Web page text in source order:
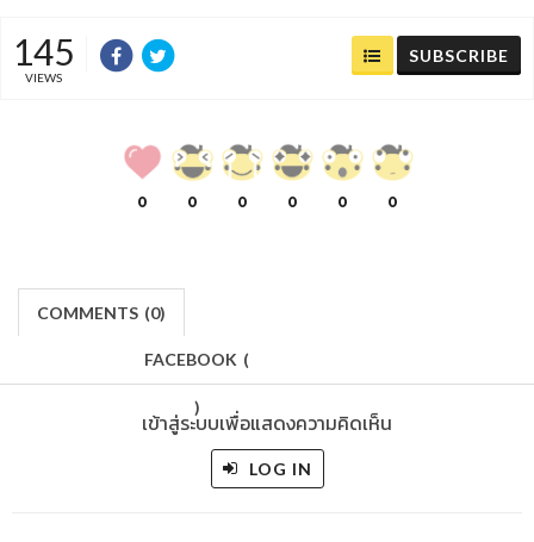
145
VIEWS
SUBSCRIBE
0 0 0 0 0 0
COMMENTS (0)
FACEBOOK (
)
เข้าสู่ระบบเพื่อแสดงความคิดเห็น
LOG IN